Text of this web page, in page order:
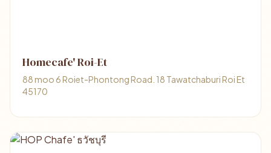
Homecafe' Roi-Et
88 moo 6 Roiet-Phontong Road. 18 Tawatchaburi Roi Et
45170